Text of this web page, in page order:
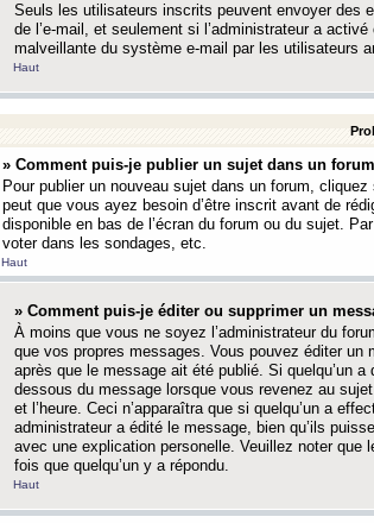
Seuls les utilisateurs inscrits peuvent envoyer des
de l’e-mail, et seulement si l’administrateur a
malveillante du système e-mail par les utilisateurs
Haut
» Comment puis-je publier un sujet dans un
Pour publier un nouveau sujet dans un forum,
peut que vous ayez besoin d’être inscrit avant de
disponible en bas de l’écran du forum ou du sujet.
voter dans les sondages, etc.
Haut
» Comment puis-je éditer ou supprimer un
À moins que vous ne soyez l’administrateur du
que vos propres messages. Vous pouvez éditer
après que le message ait été publié. Si quelqu’un
dessous du message lorsque vous revenez au
et l’heure. Ceci n’apparaîtra que si quelqu’un a
administrateur a édité le message, bien qu’ils
avec une explication personelle. Veuillez noter
fois que quelqu’un y a répondu.
Haut